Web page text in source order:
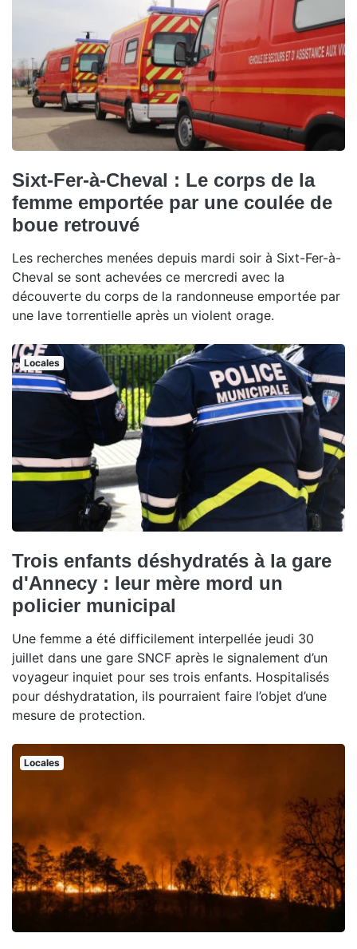
Sixt-Fer-à-Cheval : Le corps de la
femme emportée par une coulée de
boue retrouvé
Les recherches menées depuis mardi soir à Sixt-Fer-à-
Cheval se sont achevées ce mercredi avec la
découverte du corps de la randonneuse emportée par
une lave torrentielle après un violent orage.
Locales
Trois enfants déshydratés à la gare
d'Annecy : leur mère mord un
policier municipal
Une femme a été difficilement interpellée jeudi 30
juillet dans une gare SNCF après le signalement d’un
voyageur inquiet pour ses trois enfants. Hospitalisés
pour déshydratation, ils pourraient faire l’objet d’une
mesure de protection.
Locales